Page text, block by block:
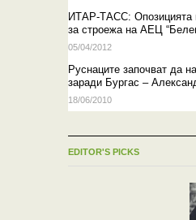
ИТАР-ТАСС: Опозицията
за строежа на АЕЦ
05/04/2012
Руснаците започват да
заради Бургас –
18/06/2010
EDITOR'S PICKS